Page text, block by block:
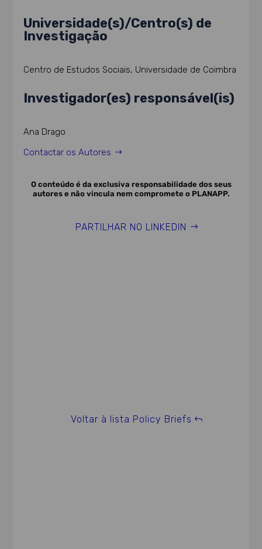
Universidade(s)/Centro(s) de
Investigação
Centro de Estudos Sociais, Universidade de Coimbra
Investigador(es) responsável(is)
Ana Drago
Contactar os Autores
O conteúdo é da exclusiva responsabilidade dos seus
autores e não vincula nem compromete o PLANAPP.
PARTILHAR NO LINKEDIN
Voltar à lista Policy Briefs